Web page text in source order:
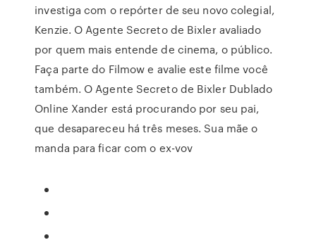
investiga com o repórter de seu novo colegial,
Kenzie. O Agente Secreto de Bixler avaliado
por quem mais entende de cinema, o público.
Faça parte do Filmow e avalie este filme você
também. O Agente Secreto de Bixler Dublado
Online Xander está procurando por seu pai,
que desapareceu há três meses. Sua mãe o
manda para ficar com o ex-vov